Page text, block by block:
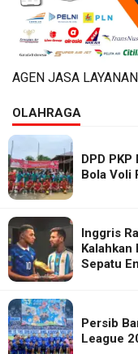
AGEN JASA LAYANAN
OLAHRAGA
DPD
Bola Voli
Inggris
Sepatu
Persib
League